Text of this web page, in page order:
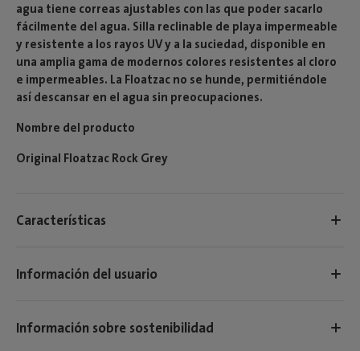
agua tiene correas ajustables con las que poder sacarlo
fácilmente del agua. Silla reclinable de playa impermeable
y resistente a los rayos UV y a la suciedad, disponible en
una amplia gama de modernos colores resistentes al cloro
e impermeables. La Floatzac no se hunde, permitiéndole
así descansar en el agua sin preocupaciones.
Nombre del producto
Original Floatzac Rock Grey
Características
Información del usuario
Información sobre sostenibilidad